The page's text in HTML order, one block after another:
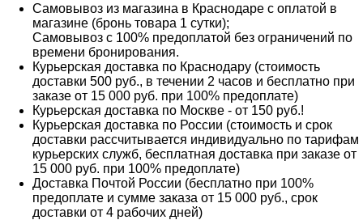
Самовывоз из магазина в Краснодаре с оплатой в
магазине (бронь товара 1 сутки);
Самовывоз с 100% предоплатой без ограничений по
времени бронирования.
Курьерская доставка по Краснодару (стоимость
доставки 500 руб., в течении 2 часов и бесплатно при
заказе от 15 000 руб. при 100% предоплате)
Курьерская доставка по Москве - от 150 руб.!
Курьерская доставка по России (стоимость и срок
доставки рассчитывается индивидуально по тарифам
курьерских служб, бесплатная доставка при заказе от
15 000 руб. при 100% предоплате)
Доставка Почтой России (бесплатно при 100%
предоплате и сумме заказа от 15 000 руб., срок
доставки от 4 рабочих дней)